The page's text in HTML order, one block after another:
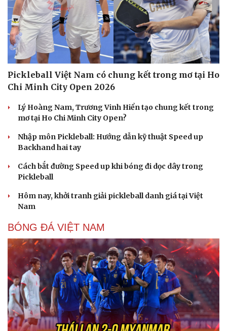
Pickleball Việt Nam có chung kết trong mơ tại Ho
Chi Minh City Open 2026
Lý Hoàng Nam, Trương Vinh Hiển tạo chung kết trong
mơ tại Ho Chi Minh City Open?
Nhập môn Pickleball: Hướng dẫn kỹ thuật Speed up
Backhand hai tay
Cách bắt đường Speed up khi bóng đi dọc dây trong
Pickleball
Hôm nay, khởi tranh giải pickleball danh giá tại Việt
Nam
BÓNG ĐÁ VIỆT NAM